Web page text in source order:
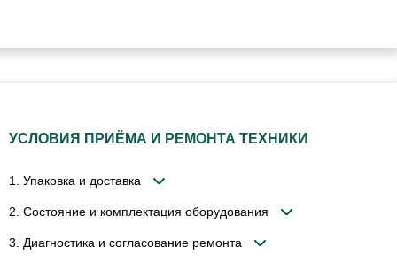
УСЛОВИЯ ПРИЁМА И РЕМОНТА ТЕХНИКИ
1. Упаковка и доставка
2. Состояние и комплектация оборудования
3. Диагностика и согласование ремонта